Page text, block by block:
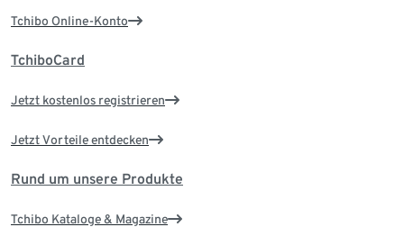
Tchibo Online-Konto
TchiboCard
Jetzt kostenlos registrieren
Jetzt Vorteile entdecken
Rund um unsere Produkte
Tchibo Kataloge & Magazine